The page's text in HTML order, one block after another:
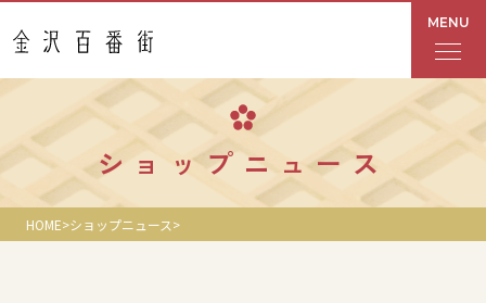
MENU
フロアガイド
あんと
Rinto
ショップニュース
HOME ショップニュース